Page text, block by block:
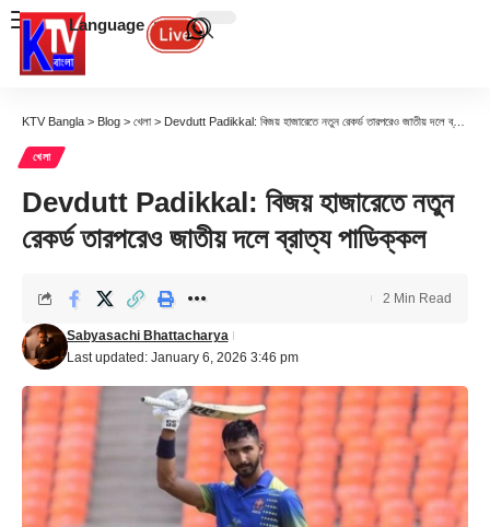
Language
KTV Bangla > Blog > খেলা > Devdutt Padikkal: বিজয় হাজারেতে নতুন রেকর্ড তারপরেও জাতীয় দলে ব্রাত্য পাডিক্কল
খেলা
Devdutt Padikkal: বিজয় হাজারেতে নতুন
রেকর্ড তারপরেও জাতীয় দলে ব্রাত্য পাডিক্কল
Last updated: January 6, 2026 3:46 pm
Sabyasachi Bhattacharya
2 Min Read